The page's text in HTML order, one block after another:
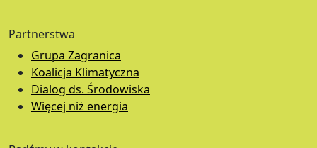
Partnerstwa
Grupa Zagranica
Koalicja Klimatyczna
Dialog ds. Środowiska
Więcej niż energia